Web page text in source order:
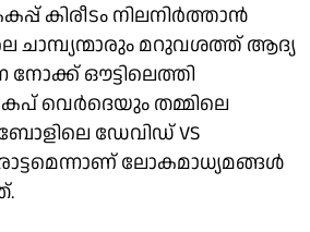
കിരീടം നിലനിർത്താൻ
ചാമ്പ്യന്മാരും മറുവശത്ത് ആദ്യ
ഔട്ടിലെത്തി
വെർദെയും തമ്മിലെ
ഡേവിഡ് VS
ലോകമാധ്യമങ്ങൾ